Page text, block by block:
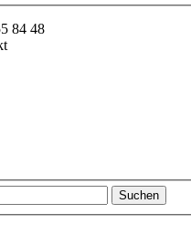
84 48
Suchen